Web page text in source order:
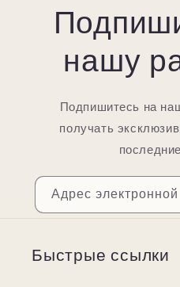
нашу
Подпишитесь на
получать
Адрес
Быстрые ссылки